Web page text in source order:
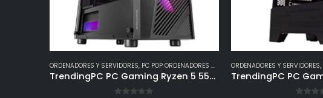
ORDENADORES Y SERVIDORES, PC POP ORDENADORES GAMING
TrendingPC PC Gaming Ryzen 5 5500 6×4,2ghz • Gráfica Nvidia RTX 3050 8gb • 16Gb RAM DDR4 3200mhz RGB • 1TB m.2 • Windows 11 Pro • WiFi 300mbps • pc Gamer
ORDENADORES Y SERVIDORES,